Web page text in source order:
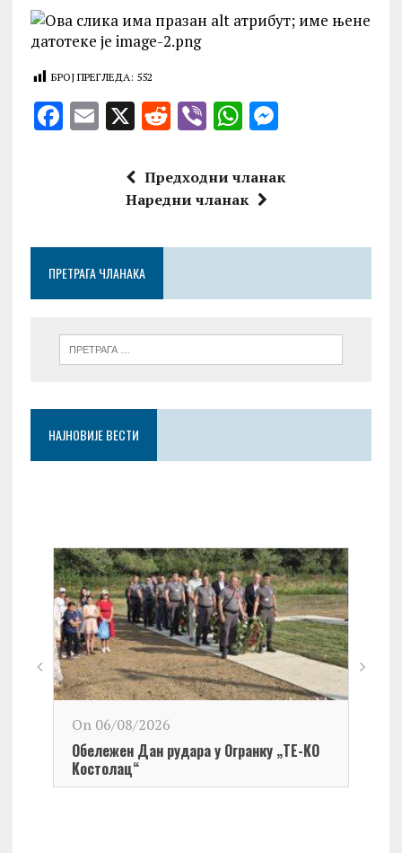
БРОЈ ПРЕГЛЕДА: 552
F
o
k
E X R
d
di
V
er
W
at
s
p
M
se
er
Предходни чланак
Наредни чланак
ПРЕТРАГА ЧЛАНАКА
НАЈНОВИЈЕ ВЕСТИ
On 06/08/2026
Обележен Дан рудара у Огранку „ТЕ-KО
Kостолац“